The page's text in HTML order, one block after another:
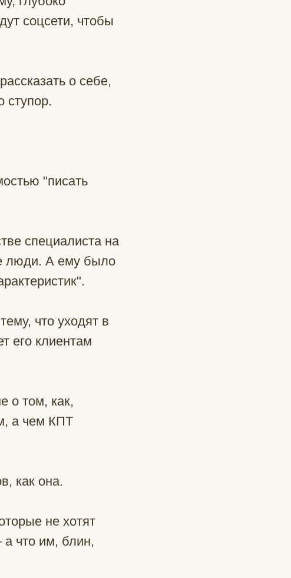
соцсети, чтобы
о себе,
ступор.
"писать
специалиста на
люди. А ему было
что уходят в
его клиентам
о том, как,
а чем КПТ
как она.
не хотят
а что им, блин,